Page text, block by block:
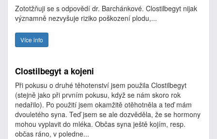
Zototžňuji se s odpovědí dr. Barchánkové. Clostilbegyt nijak
významně nezvyšuje riziko poškození plodu,...
Více info
Clostilbegyt a kojeni
Při pokusu o druhé těhotenství jsem použila Clostilbegyt
(stejně jako při prvním pokusu, když se nám skoro rok
nedařilo). Po použití jsem okamžitě otěhotněla a teď mám
dvouletého syna. Teď jsem se ale dozvěděla, že se hormony
mohou vyplavit do mléka. Občas syna ještě kojím, resp.
občas ráno, v poledne...